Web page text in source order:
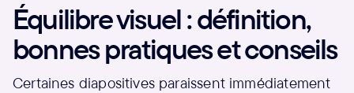
Équilibre visuel : définition,
bonnes pratiques et conseils
Certaines diapositives paraissent immédiatement